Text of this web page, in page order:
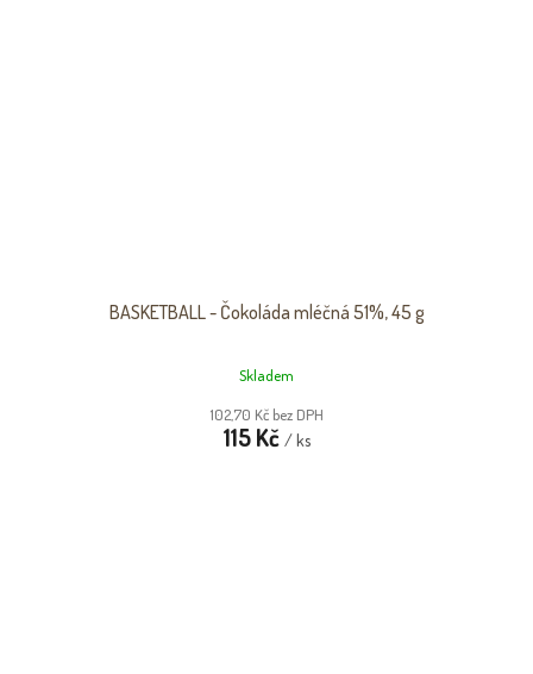
BASKETBALL - Čokoláda mléčná 51%, 45 g
Skladem
102,70 Kč bez DPH
115 Kč / ks